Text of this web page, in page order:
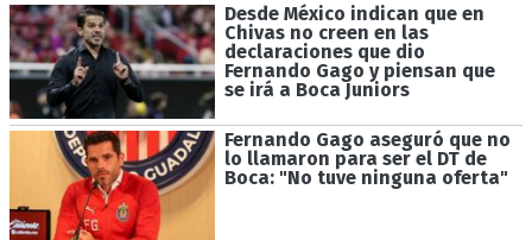
Desde México indican que en
Chivas no creen en las
declaraciones que dio
Fernando Gago y piensan que
se irá a Boca Juniors
Fernando Gago aseguró que no
lo llamaron para ser el DT de
Boca: "No tuve ninguna oferta"